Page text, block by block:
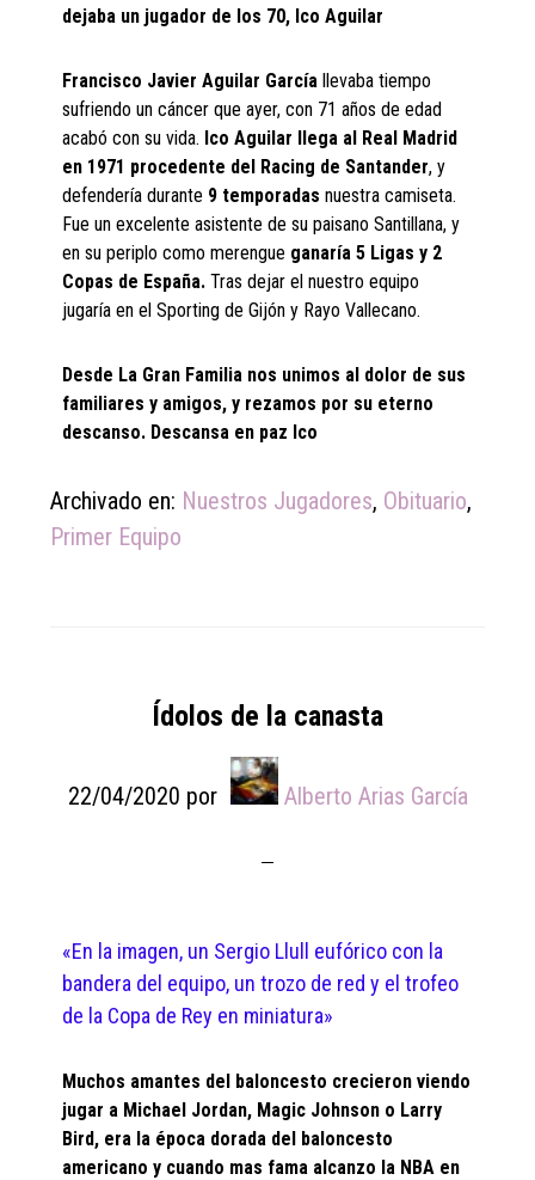
dejaba un jugador de los 70, Ico Aguilar
Francisco Javier Aguilar García llevaba tiempo
sufriendo un cáncer que ayer, con 71 años de edad
acabó con su vida. Ico Aguilar llega al Real Madrid
en 1971 procedente del Racing de Santander, y
defendería durante 9 temporadas nuestra camiseta.
Fue un excelente asistente de su paisano Santillana, y
en su periplo como merengue ganaría 5 Ligas y 2
Copas de España. Tras dejar el nuestro equipo
jugaría en el Sporting de Gijón y Rayo Vallecano.
Desde La Gran Familia nos unimos al dolor de sus
familiares y amigos, y rezamos por su eterno
descanso. Descansa en paz Ico
Archivado en: Nuestros Jugadores, Obituario,
Primer Equipo
Ídolos de la canasta
22/04/2020 por Alberto Arias García
«En la imagen, un Sergio Llull eufórico con la
bandera del equipo, un trozo de red y el trofeo
de la Copa de Rey en miniatura»
Muchos amantes del baloncesto crecieron viendo
jugar a Michael Jordan, Magic Johnson o Larry
Bird, era la época dorada del baloncesto
americano y cuando mas fama alcanzo la NBA en